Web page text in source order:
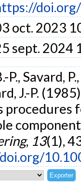
oct. 2023
sept. 2024
P., Savard,
J.-P.
procedures
, 13(1),